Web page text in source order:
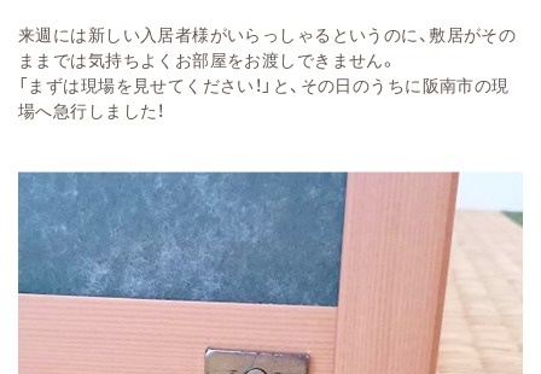
来週には新しい入居者様がいらっしゃるというのに、敷居がその
ままでは気持ちよく お部屋をお渡し できません。
「まずは現場を見せてください！ 」と、その日のうちに阪南市の現
場へ急行しま した！